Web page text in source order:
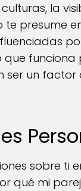
la
te presume
que
ser un
sobre ti
qué mi